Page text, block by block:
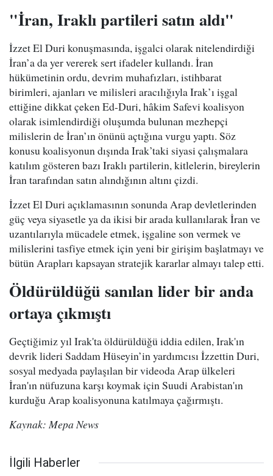
"İran, Iraklı partileri satın aldı"
İzzet El Duri konuşmasında, işgalci olarak nitelendirdiği
İran’a da yer vererek sert ifadeler kullandı. İran
hükümetinin ordu, devrim muhafızları, istihbarat
birimleri, ajanları ve milisleri aracılığıyla Irak’ı işgal
ettiğine dikkat çeken Ed-Duri, hâkim Safevi koalisyon
olarak isimlendirdiği oluşumda bulunan mezhepçi
milislerin de İran’ın önünü açtığına vurgu yaptı. Söz
konusu koalisyonun dışında Irak’taki siyasi çalışmalara
katılım gösteren bazı Iraklı partilerin, kitlelerin, bireylerin
İran tarafından satın alındığının altını çizdi.
İzzet El Duri açıklamasının sonunda Arap devletlerinden
güç veya siyasetle ya da ikisi bir arada kullanılarak İran ve
uzantılarıyla mücadele etmek, işgaline son vermek ve
milislerini tasfiye etmek için yeni bir girişim başlatmayı ve
bütün Arapları kapsayan stratejik kararlar almayı talep etti.
Öldürüldüğü sanılan lider bir anda
ortaya çıkmıştı
Geçtiğimiz yıl Irak'ta öldürüldüğü iddia edilen, Irak'ın
devrik lideri Saddam Hüseyin’in yardımcısı İzzettin Duri,
sosyal medyada paylaşılan bir videoda Arap ülkeleri
İran'ın nüfuzuna karşı koymak için Suudi Arabistan'ın
kurduğu Arap koalisyonuna katılmaya çağırmıştı.
Kaynak: Mepa News
İlgili Haberler